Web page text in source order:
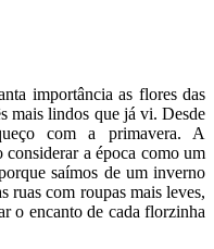
importância as flores das
mais lindos que já vi. Desde
com a primavera. A
considerar a época como um
saímos de um inverno
ruas com roupas mais leves,
o encanto de cada florzinha